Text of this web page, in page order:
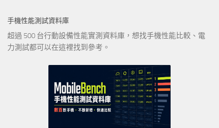
手機性能測試資料庫
超過 500 台行動設備性能實測資料庫，想找手機性能比較、電
力測試都可以在這裡找到參考。